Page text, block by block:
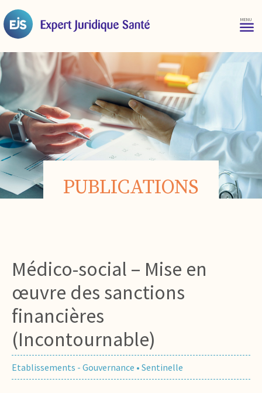
PUBLICATIONS
Médico-social – Mise en
œuvre des sanctions
financières
(Incontournable)
Etablissements - Gouvernance • Sentinelle